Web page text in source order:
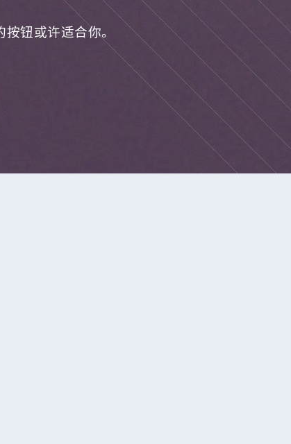
钮或许适合你。